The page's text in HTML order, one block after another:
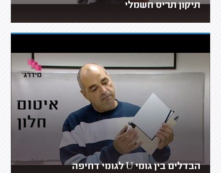
תיקון תריס חשמלי
הבדלים בין גומי U לגומי דחיפה